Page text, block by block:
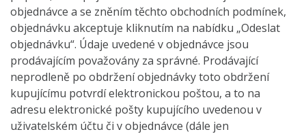
objednávce a se zněním těchto obchodních podmínek,
objednávku akceptuje kliknutím na nabídku „Odeslat
objednávku“. Údaje uvedené v objednávce jsou
prodávajícím považovány za správné. Prodávající
neprodleně po obdržení objednávky toto obdržení
kupujícímu potvrdí elektronickou poštou, a to na
adresu elektronické pošty kupujícího uvedenou v
uživatelském účtu či v objednávce (dále jen